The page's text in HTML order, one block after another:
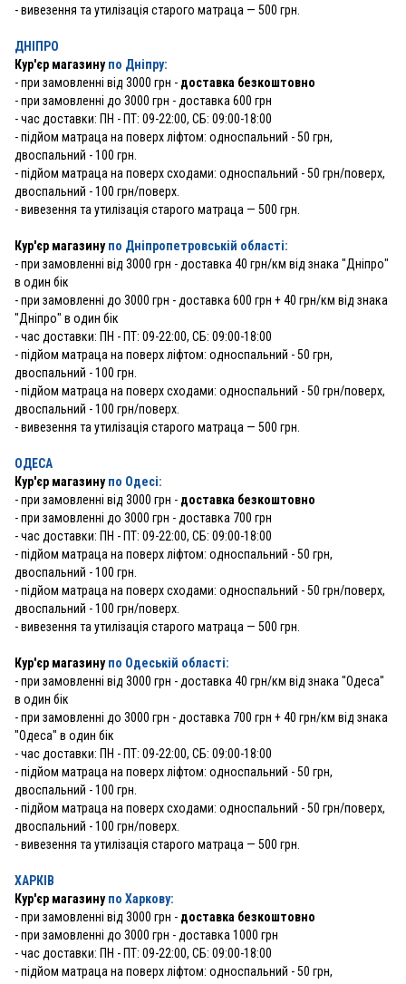
- вивезення та утилізація старого матраца — 500 грн.
ДНІПРО
Кур'єр магазинупо Дніпру:
-при замовленні від 3000 грн - доставка безкоштовно
- при замовленні до 3000 грн - доставка 600 грн
- час доставки: ПН - ПТ: 09-22:00, СБ: 09:00-18:00
- підйом матраца на поверх ліфтом: односпальний - 50 грн,
двоспальний - 100 грн.
- підйом матраца на поверх сходами: односпальний - 50 грн/поверх,
двоспальний - 100 грн/поверх.
- вивезення та утилізація старого матраца — 500 грн.
Кур'єр магазинупо Дніпропетровській області:
- при замовленні від 3000 грн - доставка 40 грн/км від знака "Дніпро"
в один бік
- при замовленні до 3000 грн - доставка 600 грн + 40 грн/км від знака
"Дніпро" в один бік
- час доставки: ПН - ПТ: 09-22:00, СБ: 09:00-18:00
- підйом матраца на поверх ліфтом: односпальний - 50 грн,
двоспальний - 100 грн.
- підйом матраца на поверх сходами: односпальний - 50 грн/поверх,
двоспальний - 100 грн/поверх.
- вивезення та утилізація старого матраца — 500 грн.
ОДЕСА
Кур'єр магазинупо Одесі:
-при замовленні від 3000 грн - доставка безкоштовно
- при замовленні до 3000 грн - доставка 700 грн
- час доставки: ПН - ПТ: 09-22:00, СБ: 09:00-18:00
- підйом матраца на поверх ліфтом: односпальний - 50 грн,
двоспальний - 100 грн.
- підйом матраца на поверх сходами: односпальний - 50 грн/поверх,
двоспальний - 100 грн/поверх.
- вивезення та утилізація старого матраца — 500 грн.
Кур'єр магазинупо Одеській області:
- при замовленні від 3000 грн - доставка 40 грн/км від знака "Одеса"
в один бік
- при замовленні до 3000 грн - доставка 700 грн + 40 грн/км від знака
"Одеса" в один бік
- час доставки: ПН - ПТ: 09-22:00, СБ: 09:00-18:00
- підйом матраца на поверх ліфтом: односпальний - 50 грн,
двоспальний - 100 грн.
- підйом матраца на поверх сходами: односпальний - 50 грн/поверх,
двоспальний - 100 грн/поверх.
- вивезення та утилізація старого матраца — 500 грн.
ХАРКІВ
Кур'єр магазинупо Харкову:
-при замовленні від 3000 грн - доставка безкоштовно
- при замовленні до 3000 грн - доставка 1000 грн
- час доставки: ПН - ПТ: 09-22:00, СБ: 09:00-18:00
- підйом матраца на поверх ліфтом: односпальний - 50 грн,